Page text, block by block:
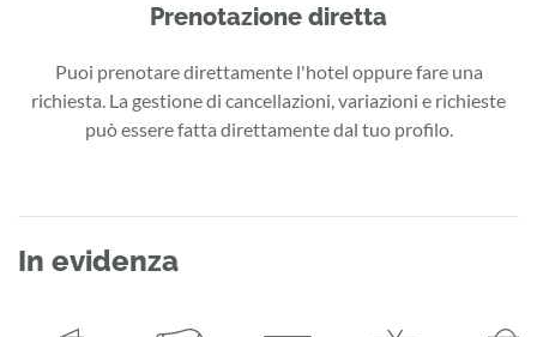
Prenotazione diretta
Puoi prenotare direttamente l'hotel oppure fare una
richiesta. La gestione di cancellazioni, variazioni e richieste
può essere fatta direttamente dal tuo profilo.
In evidenza